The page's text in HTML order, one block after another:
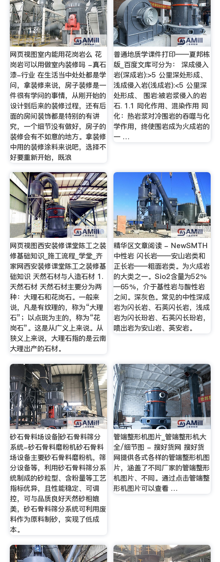
网页视图室内能用花岗岩么 花
岗岩可以用做室内装修吗 -真石
漆-行业 在生活当中处处都是学
问，拿装修来说，房子装修是一
件很有学问的事情，从刚开始的
设计到后来的装修过程，还有后
面的房间装饰都是特别的有讲
究，一个细节没有做好，房子的
装修会有不如意的地方。拿装修
中用的装修涂料来说吧，选择不
好要重新开始，既浪
普通地质学课件打印——夏邦栋
版_百度文库可分为： 深成侵入
岩(深成岩):>5 公里深处形成、
浅成侵入岩(浅成岩):<5 公里深
处形成、 围岩:被岩浆侵入的岩
石. 1.1 同化作用、混染作用 同
化：热岩浆对冷围岩的吞噬与化
学作用，终使围岩成为火成岩的
一 …
网页视图西安装修课堂陈工之装
修基础知识_施工流程_学堂_齐
家网西安装修课堂陈工之装修基
础知识 天然石材与人造石材 1.
天然石材 天然石材主要分为两
种：大理石和花岗石。一般来
说，凡是有纹理的，称为“大理
石”；以点斑为主的，称为“花
岗石”。这是从广义上来说。从
狭义上来说，大理石指的是云南
大理出产的石材。
精华区文章阅读 - NewSMTH
中性岩 闪长岩——安山岩类和
正长岩——粗面岩类。为火成岩
的大类之一。Sio2含量为52％
—65％，介于基性岩与酸性岩
之间。深灰色。常见的中性深成
岩为闪长岩、石英闪长岩，浅成
岩为闪长玢岩、石英闪长玢岩，
喷出岩为安山岩、英安岩。
砂石骨料场设备|砂石骨料筛分
系统-砂石骨料磨粉机砂石骨料
场设备主要砂石骨料磨粉机，筛
分设备等，利用砂石骨料筛分系
统制成的砂粒型、含粉量等工艺
指标优异，且性能稳定、可调
控，可与品质良好天然砂相媲
美，砂石骨料筛分系统可利用废
料作为原料制砂，实现了低成
本。
管端整形机图片_管端整形机大
全/细节图 - 搜好货网 搜好货
网提供各式各样的管端整形机图
片，涵盖了不同厂家的管端整形
机图片、不同。通过点击管端整
形机图片可以查看 …